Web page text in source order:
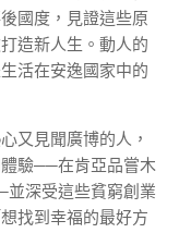
國度，見證這些原
造新人生。動人的
活在安逸國家中的
又見聞廣博的人，
驗──在肯亞品嘗木
並深受這些貧窮創業
找到幸福的最好方